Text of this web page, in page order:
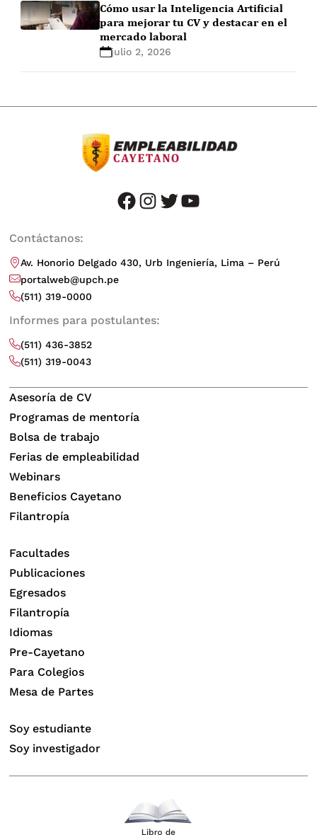
Cómo usar la Inteligencia Artificial
para mejorar tu CV y destacar en el
mercado laboral
julio 2, 2026
facebook instagram twitter youtube
Contáctanos:
Av. Honorio Delgado 430, Urb Ingeniería, Lima – Perú
portalweb@upch.pe
(511) 319-0000
Informes para postulantes:
(511) 436-3852
(511) 319-0043
Asesoría de CV
Programas de mentoría
Bolsa de trabajo
Ferias de empleabilidad
Webinars
Beneficios Cayetano
Filantropía
Facultades
Publicaciones
Egresados
Filantropía
Idiomas
Pre-Cayetano
Para Colegios
Mesa de Partes
Soy estudiante
Soy investigador